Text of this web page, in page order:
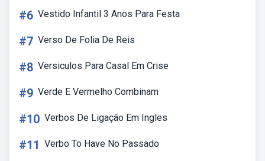
#6 Vestido Infantil 3 Anos Para Festa
#7 Verso De Folia De Reis
#8 Versiculos Para Casal Em Crise
#9 Verde E Vermelho Combinam
#10 Verbos De Ligação Em Ingles
#11 Verbo To Have No Passado